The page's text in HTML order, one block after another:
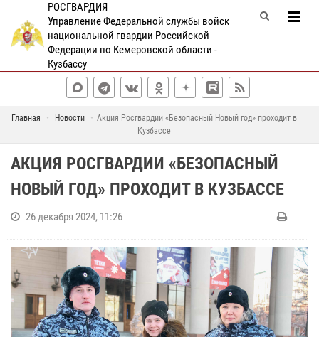
РОСГВАРДИЯ
Управление Федеральной службы войск
национальной гвардии Российской
Федерации по Кемеровской области -
Кузбассу
Главная Новости
Акция Росгвардии «Безопасный Новый год» проходит в
Кузбассе
АКЦИЯ РОСГВАРДИИ «БЕЗОПАСНЫЙ
НОВЫЙ ГОД» ПРОХОДИТ В КУЗБАССЕ
26 декабря 2024, 11:26